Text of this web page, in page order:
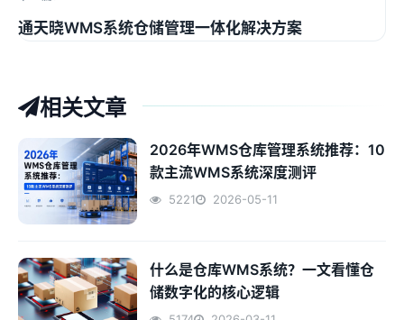
通天晓WMS系统仓储管理一体化解决方案
相关文章
2026年WMS仓库管理系统推荐：10
款主流WMS系统深度测评
5221 2026-05-11
什么是仓库WMS系统？一文看懂仓
储数字化的核心逻辑